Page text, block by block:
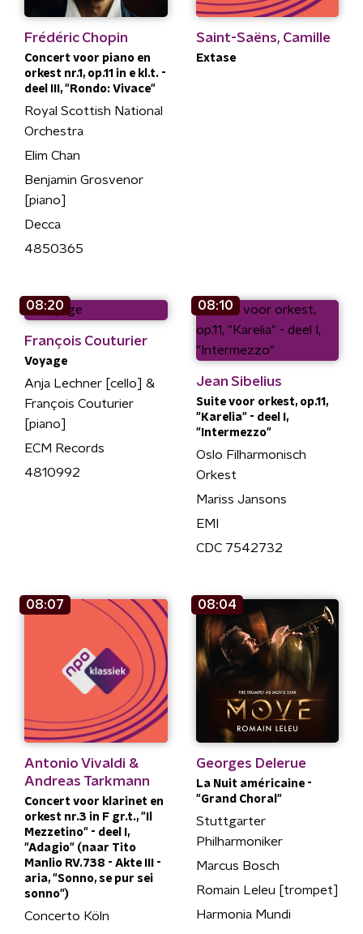
Frédéric Chopin
Concert voor piano en
orkest nr.1, op.11 in e kl.t. -
deel III, "Rondo: Vivace"
Royal Scottish National
Orchestra
Elim Chan
Benjamin Grosvenor
[piano]
Decca
4850365
Saint-Saëns, Camille
Extase
08:20
François Couturier
Voyage
Anja Lechner [cello] &
François Couturier
[piano]
ECM Records
4810992
08:10
Jean Sibelius
Suite voor orkest, op.11,
"Karelia" - deel I,
"Intermezzo"
Oslo Filharmonisch
Orkest
Mariss Jansons
EMI
CDC 7542732
08:07
Antonio Vivaldi &
Andreas Tarkmann
Concert voor klarinet en
orkest nr.3 in F gr.t., "Il
Mezzetino" - deel I,
"Adagio" (naar Tito
Manlio RV.738 - Akte III -
aria, "Sonno, se pur sei
sonno")
Concerto Köln
08:04
Georges Delerue
La Nuit américaine -
"Grand Choral"
Stuttgarter
Philharmoniker
Marcus Bosch
Romain Leleu [trompet]
Harmonia Mundi